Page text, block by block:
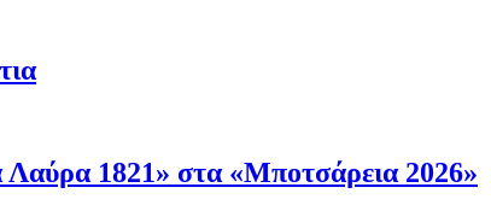
1821» στα «Μποτσάρεια 2026»